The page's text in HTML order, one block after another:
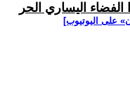
اليساري الحر
على اليوتيوب]